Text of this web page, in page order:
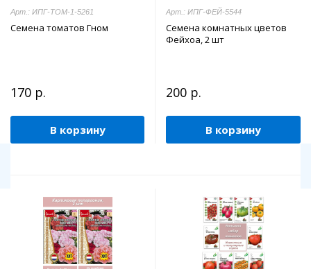
Арт.: ИПГ-ТОМ-1-5261
Семена томатов Гном
170 р.
В корзину
Арт.: ИПГ-ФЕЙ-5544
Семена комнатных цветов
Фейхоа, 2 шт
200 р.
В корзину